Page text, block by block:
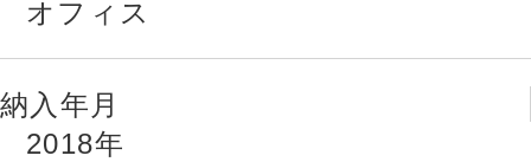
オフィス
納入年月
2018年